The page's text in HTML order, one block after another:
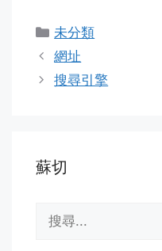
分
類
未分類
網址
搜尋引擎
蘇切
尋: